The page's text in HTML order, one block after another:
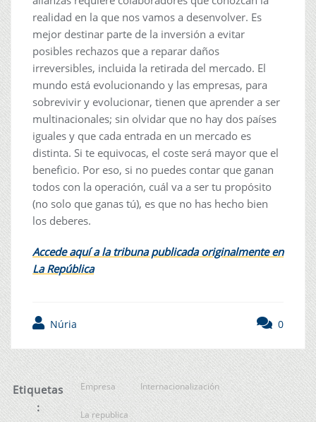
realidad en la que nos vamos a desenvolver. Es
mejor destinar parte de la inversión a evitar
posibles rechazos que a reparar daños
irreversibles, incluida la retirada del mercado. El
mundo está evolucionando y las empresas, para
sobrevivir y evolucionar, tienen que aprender a ser
multinacionales; sin olvidar que no hay dos países
iguales y que cada entrada en un mercado es
distinta. Si te equivocas, el coste será mayor que el
beneficio. Por eso, si no puedes contar que ganan
todos con la operación, cuál va a ser tu propósito
(no solo que ganas tú), es que no has hecho bien
los deberes.
Accede aquí a la tribuna publicada originalmente en
La República
Núria 0
Etiquetas
:
Empresa Internacionalización
La republica